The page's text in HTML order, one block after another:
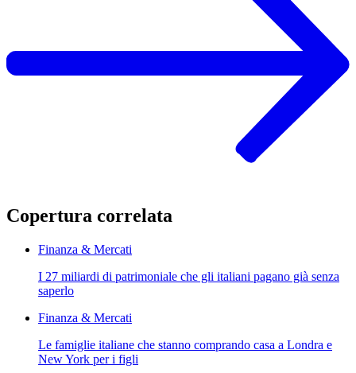
Copertura correlata
Finanza & Mercati
I 27 miliardi di patrimoniale che gli italiani pagano già senza
saperlo
Finanza & Mercati
Le famiglie italiane che stanno comprando casa a Londra e
New York per i figli